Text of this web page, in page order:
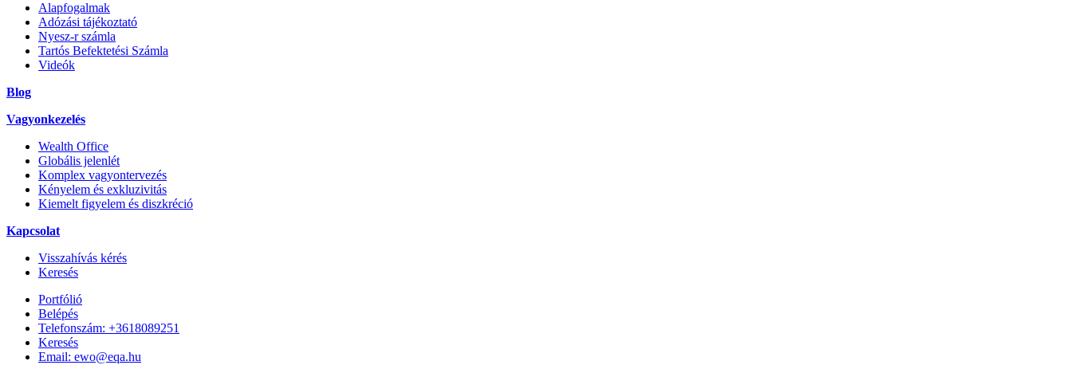
Alapfogalmak
Adózási tájékoztató
Nyesz-r számla
Tartós Befektetési Számla
Videók
Blog
Vagyonkezelés
Wealth Office
Globális jelenlét
Komplex vagyontervezés
Kényelem és exkluzivitás
Kiemelt figyelem és diszkréció
Kapcsolat
Visszahívás kérés
Keresés
Portfólió
Belépés
Telefonszám: +3618089251
Keresés
Email: ewo@eqa.hu